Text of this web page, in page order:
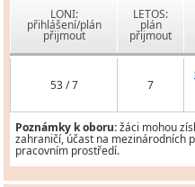
LONI:
přihlášení/plán
přijmout
LETOS:
plán
přijmout
53 / 7 7
Poznámky k oboru:žáci mohou
zahraničí, účast na mezinárodních
pracovním prostředí.